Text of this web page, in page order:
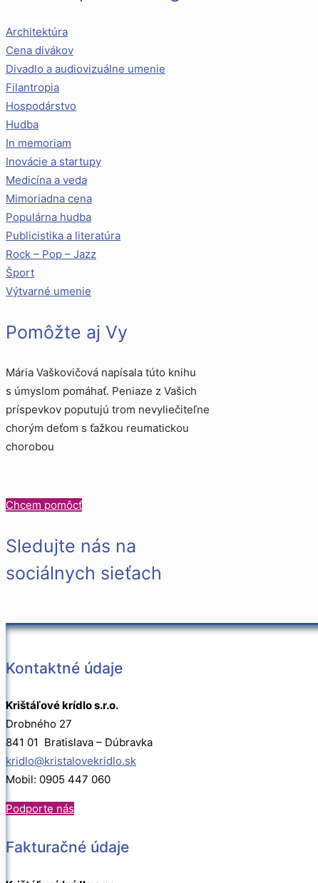
Architektúra
Cena divákov
Divadlo a audiovizuálne umenie
Filantropia
Hospodárstvo
Hudba
In memoriam
Inovácie a startupy
Medicína a veda
Mimoriadna cena
Populárna hudba
Publicistika a literatúra
Rock – Pop – Jazz
Šport
Výtvarné umenie
Pomôžte aj Vy
Mária Vaškovičová napísala túto knihu
s úmyslom pomáhať. Peniaze z Vašich
príspevkov poputujú trom nevyliečiteľne
chorým deťom s ťažkou reumatickou
chorobou
Chcem pomôcť
Sledujte nás na
sociálnych sieťach
Kontaktné údaje
Krištáľové krídlo s.r.o.
Drobného 27
841 01 Bratislava – Dúbravka
kridlo@kristalovekridlo.sk
Mobil: 0905 447 060
Podporte nás
Fakturačné údaje